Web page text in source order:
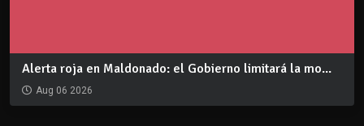
Alerta roja en Maldonado: el Gobierno limitará la mo...
Aug 06 2026